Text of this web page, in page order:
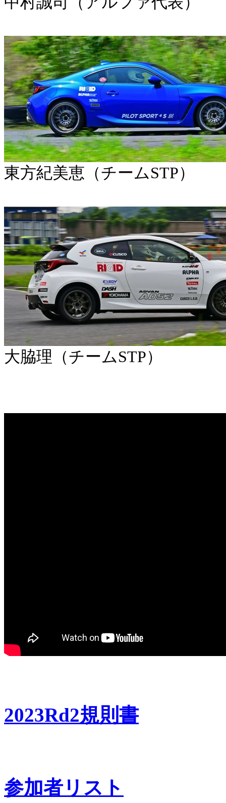
東方紀美恵（チームSTP）
大脇理（チームSTP）
2023Rd2規則書
参加者リスト